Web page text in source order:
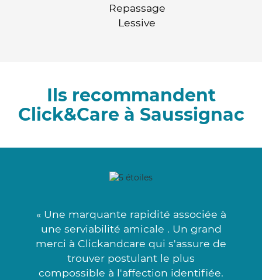
Repassage
Lessive
Ils recommandent
Click&Care à Saussignac
« Une marquante rapidité associée à
une serviabilité amicale . Un grand
merci à Clickandcare qui s'assure de
trouver postulant le plus
compossible à l'affection identifiée.